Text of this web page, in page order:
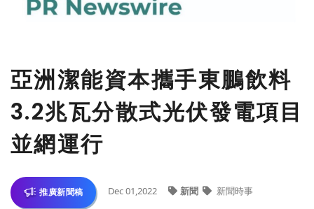
亞洲潔能資本攜手東鵬飲料
3.2兆瓦分散式光伏發電項目
並網運行
推廣新聞稿 Dec 01,2022 新聞 新聞時事